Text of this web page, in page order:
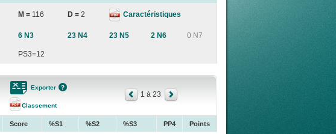
M = 116 D = 2 Caractéristiques
6 N3 23 N4 23 N5 2 N6 0 N7
PS3=12
Exporter
Classement
1 à 23
Score %S1 %S2 %S3 PP4 Points